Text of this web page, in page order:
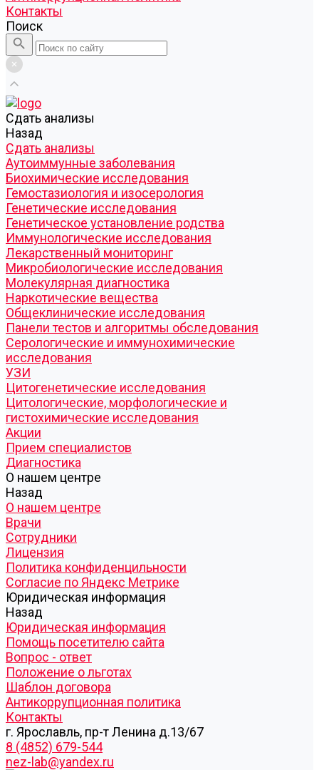
Контакты
Поиск
Cдать анализы
Назад
Cдать анализы
Аутоиммунные заболевания
Биохимические исследования
Гемостазиология и изосерология
Генетические исследования
Генетическое установление родства
Иммунологические исследования
Лекарственный мониторинг
Микробиологические исследования
Молекулярная диагностика
Наркотические вещества
Общеклинические исследования
Панели тестов и алгоритмы обследования
Серологические и иммунохимические
исследования
УЗИ
Цитогенетические исследования
Цитологические, морфологические и
гистохимические исследования
Акции
Прием специалистов
Диагностика
О нашем центре
Назад
О нашем центре
Врачи
Сотрудники
Лицензия
Политика конфиденцильности
Согласие по Яндекс Метрике
Юридическая информация
Назад
Юридическая информация
Помощь посетителю сайта
Вопрос - ответ
Положение о льготах
Шаблон договора
Антикоррупционная политика
Контакты
г. Ярославль, пр-т Ленина д.13/67
8 (4852) 679-544
nez-lab@yandex.ru